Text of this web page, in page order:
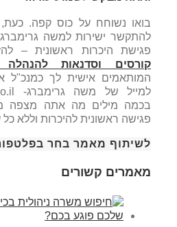
בואו נשוחח על כוס קפה.
פגישת היכרות ראשונית –
קורסים וסדנאות להנהלה
המותאמים אישית לך כמנכ"ל
בכמה מילים מה אתה מצפה
פגישה ראשונית להיכרות וללא כל
לשיתוף מאמר בחר
מאמרים קשורים